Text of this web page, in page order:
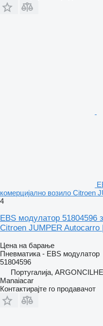
комерцијално возило Citroen
4
EBS модулатор 51804596
Citroen JUMPER Autocarro
Цена на барање
Пневматика - EBS модулатор
51804596
Португалија, ARGONCILHE
Manaiacar
Контактирајте го продавачот